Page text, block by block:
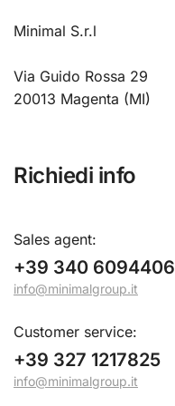
Minimal S.r.l
Via Guido Rossa 29
20013 Magenta (MI)
Richiedi info
Sales agent:
+39 340 6094406
info@minimalgroup.it
Customer service:
+39 327 1217825
info@minimalgroup.it